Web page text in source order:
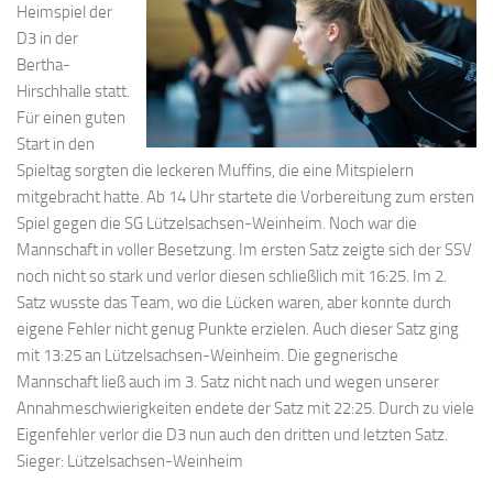
Heimspiel der
D3 in der
Bertha-
Hirschhalle statt.
Für einen guten
Start in den
Spieltag sorgten die leckeren Muffins, die eine Mitspielern
mitgebracht hatte. Ab 14 Uhr startete die Vorbereitung zum ersten
Spiel gegen die SG Lützelsachsen-Weinheim. Noch war die
Mannschaft in voller Besetzung. Im ersten Satz zeigte sich der SSV
noch nicht so stark und verlor diesen schließlich mit 16:25. Im 2.
Satz wusste das Team, wo die Lücken waren, aber konnte durch
eigene Fehler nicht genug Punkte erzielen. Auch dieser Satz ging
mit 13:25 an Lützelsachsen-Weinheim. Die gegnerische
Mannschaft ließ auch im 3. Satz nicht nach und wegen unserer
Annahmeschwierigkeiten endete der Satz mit 22:25. Durch zu viele
Eigenfehler verlor die D3 nun auch den dritten und letzten Satz.
Sieger: Lützelsachsen-Weinheim